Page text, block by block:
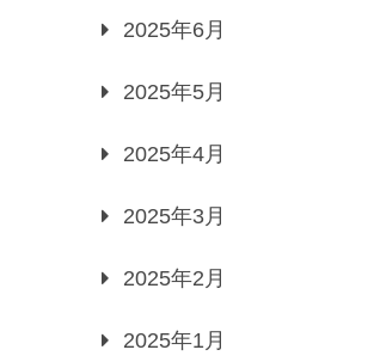
2025年6月
2025年5月
2025年4月
2025年3月
2025年2月
2025年1月